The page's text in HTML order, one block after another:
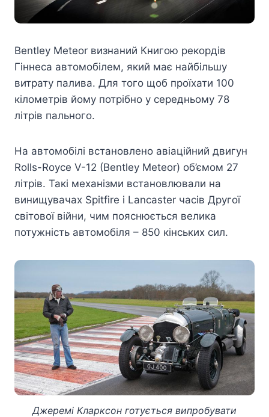
Bentley Meteor визнаний Книгою рекордів
Гіннеса автомобілем, який має найбільшу
витрату палива. Для того щоб проїхати 100
кілометрів йому потрібно у середньому 78
літрів пального.
На автомобілі встановлено авіаційний двигун
Rolls-Royce V-12 (Bentley Meteor) об’ємом 27
літрів. Такі механізми встановлювали на
винищувачах Spitfire і Lancaster часів Другої
світової війни, чим пояснюється велика
потужність автомобіля – 850 кінських сил.
Джеремі Кларксон готується випробувати